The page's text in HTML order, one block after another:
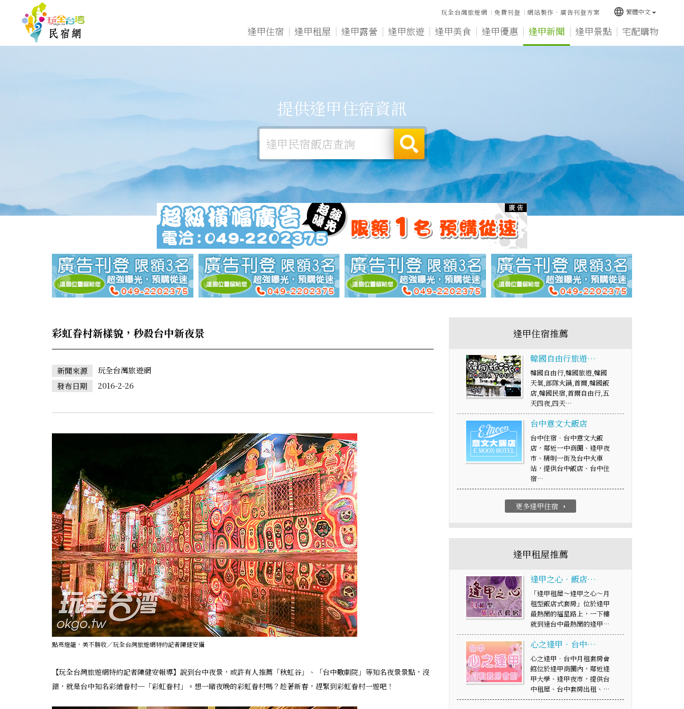
逢甲住宿 逢甲租屋 逢甲露營 逢甲旅遊 逢甲美食 逢甲優惠 逢甲新聞 逢甲景點 宅配購物
玩全台灣旅遊網 免費刊登 網站製作‧廣告刊登方案 language 繁體中文
提供逢甲住宿資訊
彩虹眷村新樣貌，秒殺台中新夜景
新聞來源
玩全台灣旅遊網
發布日期
2016-2-26
點亮燈籠，美不勝收／玩全台灣旅遊網特約記者陳健安攝
【玩全台灣旅遊網特約記者陳健安報導】說到台中夜景，或許有人推薦「秋虹谷」、「台中歌劇院」等知名夜景景點，沒
錯，就是台中知名彩繪眷村─「彩虹眷村」。想一睹夜晚的彩虹眷村嗎？趁著新春，趕緊到彩虹眷村一遊吧！
逢甲住宿推薦
韓國自由行旅遊…
韓國自由行,韓國旅遊,韓國
天氣,部隊火鍋,首爾,韓國飯
店,韓國民宿,首爾自由行,五
天四夜,四天…
台中意文大飯店
台中住宿‧台中意文大飯
店，鄰近一中商圈、逢甲夜
市、精明一街及台中火車
站，提供台中飯店、台中住
宿…
更多逢甲住宿 arrow_right
逢甲租屋推薦
逢甲之心‧飯店…
「逢甲租屋～逢甲之心～月
租型飯店式套房」位於逢甲
最熱鬧的福星路上，一下樓
就到達台中最熱鬧的逢甲…
心之逢甲‧台中…
心之逢甲‧台中月租套房會
館位於逢甲商圈內，鄰近逢
甲大學、逢甲夜市，提供台
中租屋、台中套房出租、…